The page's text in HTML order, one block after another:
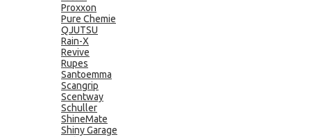
Proxxon
Pure Chemie
QJUTSU
Rain-X
Revive
Rupes
Santoemma
Scangrip
Scentway
Schuller
ShineMate
Shiny Garage